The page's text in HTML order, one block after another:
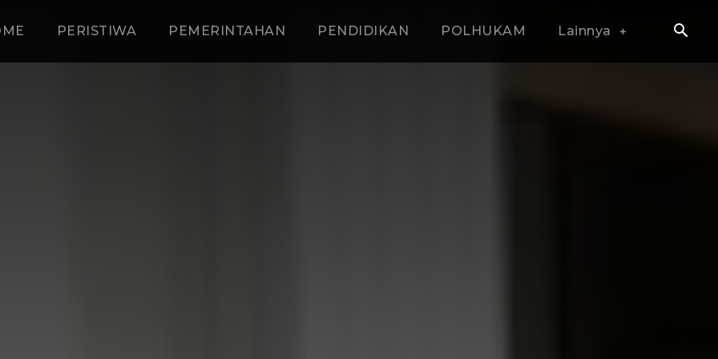
PERISTIWA PEMERINTAHAN PENDIDIKAN POLHUKAM Lainnya